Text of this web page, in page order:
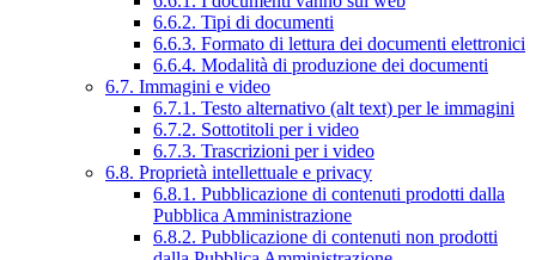
6.6.2. Tipi di documenti
6.6.3. Formato di lettura dei documenti elettronici
6.6.4. Modalità di produzione dei documenti
6.7. Immagini e video
6.7.1. Testo alternativo (alt text) per le immagini
6.7.2. Sottotitoli per i video
6.7.3. Trascrizioni per i video
6.8. Proprietà intellettuale e privacy
6.8.1. Pubblicazione di contenuti prodotti dalla
Pubblica Amministrazione
6.8.2. Pubblicazione di contenuti non prodotti